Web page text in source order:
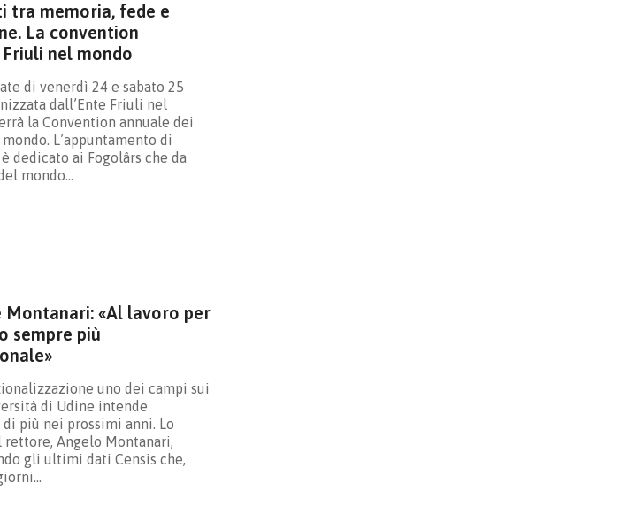
tra memoria, fede e
La convention
Friuli nel mondo
di venerdì 24 e sabato 25
dall’Ente Friuli nel
la Convention annuale dei
L’appuntamento di
è dedicato ai Fogolârs che da
mondo…
«Al lavoro per
sempre più
uno dei campi sui
di Udine intende
più nei prossimi anni. Lo
Angelo Montanari,
gli ultimi dati Censis che,